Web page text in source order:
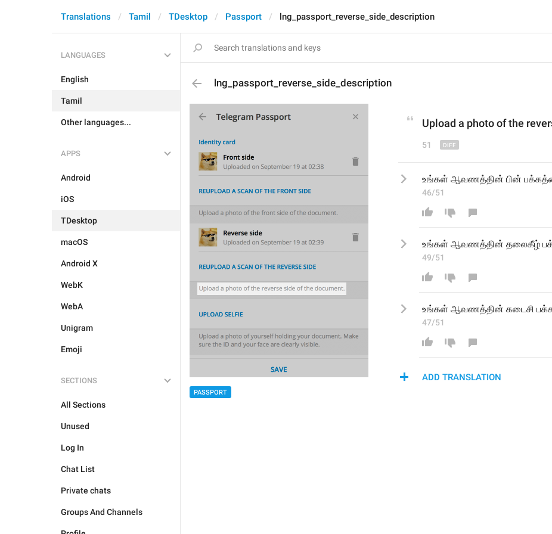
Translations Tamil TDesktop Passport lng_passport_reverse_side_description
LANGUAGES
English
Tamil
Other languages...
APPS
Android
iOS
TDesktop
macOS
Android X
WebK
WebA
Unigram
Emoji
SECTIONS
All Sections
Unused
Log In
Chat List
Private chats
Groups And Channels
lng_passport_reverse_side_description
PASSPORT
Upload a photo of the
51
உங்கள் ஆவணத்தின் பின்
46/51
உங்கள் ஆவணத்தின் தலைகீழ்
49/51
உங்கள் ஆவணத்தின் கடைசி
47/51
ADD TRANSLATION